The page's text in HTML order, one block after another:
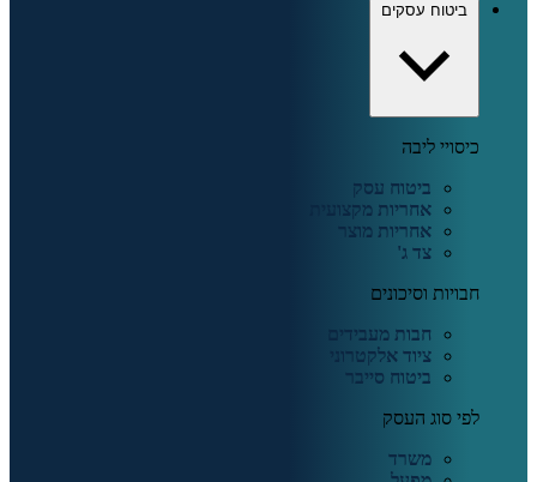
ביטוח עסקים
כיסויי ליבה
ביטוח עסק
אחריות מקצועית
אחריות מוצר
צד ג'
חבויות וסיכונים
חבות מעבידים
ציוד אלקטרוני
ביטוח סייבר
לפי סוג העסק
משרד